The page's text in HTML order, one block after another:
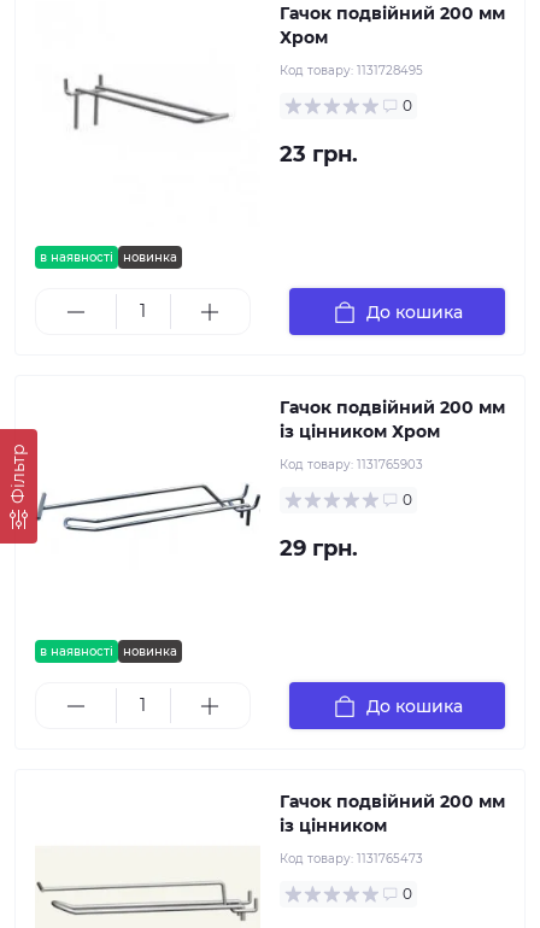
Фільтр
в наявності новинка
Гачок подвійний 200 мм
Хром
Код товару: 1131728495
0
23 грн.
До кошика
в наявності новинка
Гачок подвійний 200 мм
із цінником Хром
Код товару: 1131765903
0
29 грн.
До кошика
Гачок подвійний 200 мм
із цінником
Код товару: 1131765473
0